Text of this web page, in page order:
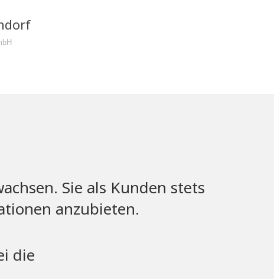
Sie als Kunden stets
anzubieten.
die